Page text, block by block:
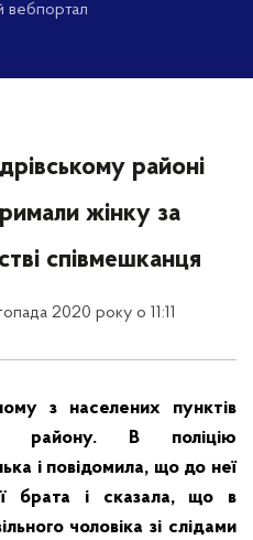
вебпортал
районі
жінку за
співмешканця
2020 року о 11:11
з населених пунктів
району. В поліцію
і повідомила, що до неї
брата і сказала, що в
чоловіка зі слідами